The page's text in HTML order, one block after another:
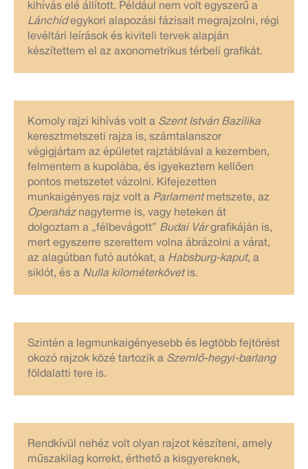
kihívás elé állított. Például nem volt egyszerű a
Lánchídegykori alapozási fázisait megrajzolni, régi
levéltári leírások és kiviteli tervek alapján
készítettem el az axonometrikus térbeli grafikát.
Komoly rajzi kihívás volt a Szent István Bazilika
keresztmetszeti rajza is, számtalanszor
végigjártam az épületet rajztáblával a kezemben,
felmentem a kupolába, és igyekeztem kellően
pontos metszetet vázolni. Kifejezetten
munkaigényes rajz volt a Parlamentmetszete, az
Operaháznagyterme is, vagy heteken át
dolgoztam a „félbevágott” Budai Várgrafikáján is,
mert egyszerre szerettem volna ábrázolni a várat,
az alagútban futó autókat, a Habsburg-kaput, a
siklót, és a Nulla kilométerkövetis.
Szintén a legmunkaigényesebb és legtöbb fejtörést
okozó rajzok közé tartozik a Szemlő-hegyi-barlang
földalatti tere is.
Rendkívül nehéz volt olyan rajzot készíteni, amely
műszakilag korrekt, érthető a kisgyereknek,